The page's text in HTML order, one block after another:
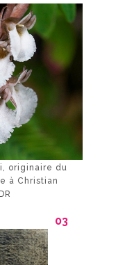
originaire du
à Christian
03